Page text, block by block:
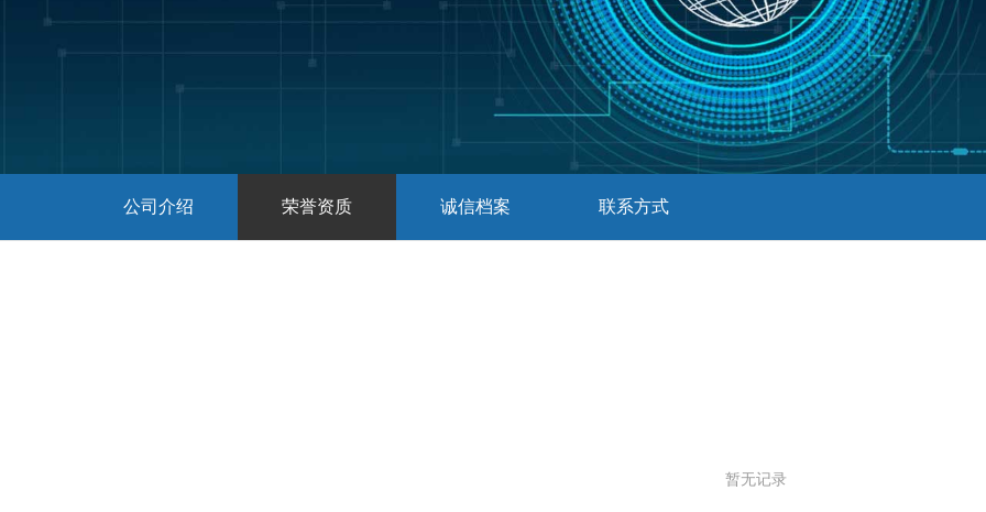
公司介绍 荣誉资质 诚信档案 联系方式
暂无记录